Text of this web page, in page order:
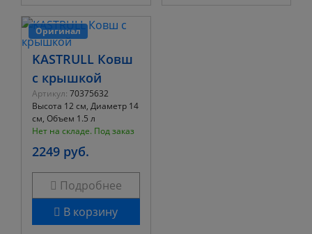
Оригинал
KASTRULL Ковш
с крышкой
Артикул: 70375632
Высота 12 см, Диаметр 14
см, Объем 1.5 л
Нет на складе. Под заказ
2249 руб.
Подробнее
В корзину